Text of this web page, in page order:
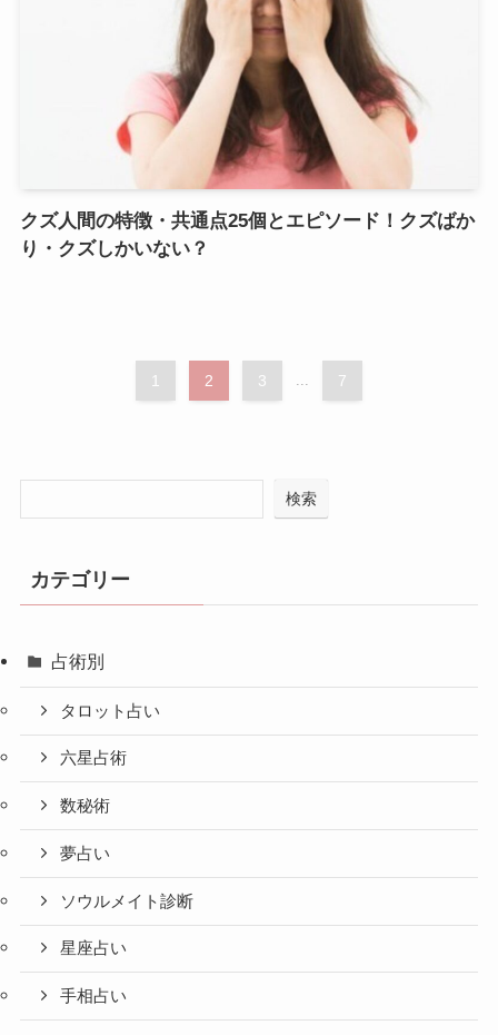
クズ人間の特徴・共通点25個とエピソード！クズばか
り・クズしかいない？
1 2 3 ... 7
検索
カテゴリー
占術別
タロット占い
六星占術
数秘術
夢占い
ソウルメイト診断
星座占い
手相占い